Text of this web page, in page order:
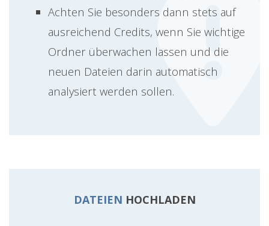
Achten Sie besonders dann stets auf
ausreichend Credits, wenn Sie wichtige
Ordner überwachen lassen und die
neuen Dateien darin automatisch
analysiert werden sollen.
DATEIEN HOCHLADEN